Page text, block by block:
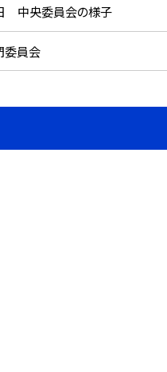
中央委員会の様子
委員会